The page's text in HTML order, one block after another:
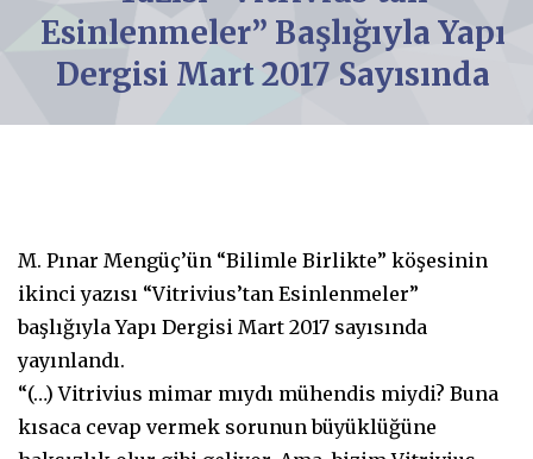
Esinlenmeler” Başlığıyla Yapı
Dergisi Mart 2017 Sayısında
M. Pınar Mengüç’ün “Bilimle Birlikte” köşesinin
ikinci yazısı “Vitrivius’tan Esinlenmeler”
başlığıyla Yapı Dergisi Mart 2017 sayısında
yayınlandı.
“(…) Vitrivius mimar mıydı mühendis miydi? Buna
kısaca cevap vermek sorunun büyüklüğüne